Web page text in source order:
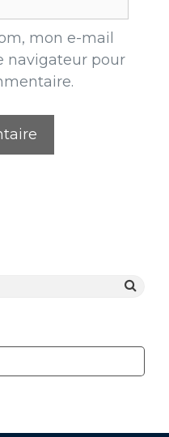
mon e-mail
navigateur pour